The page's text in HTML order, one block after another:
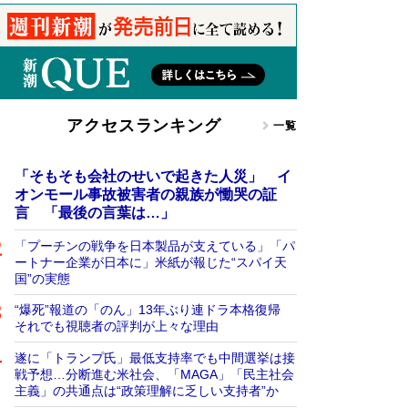
アクセスランキング 一覧
「そもそも会社のせいで起きた人災」 イ
オンモール事故被害者の親族が慟哭の証
言 「最後の言葉は…」
「プーチンの戦争を日本製品が支えている」「パ
ートナー企業が日本に」米紙が報じた“スパイ天
国”の実態
“爆死”報道の「のん」13年ぶり連ドラ本格復帰
それでも視聴者の評判が上々な理由
遂に「トランプ氏」最低支持率でも中間選挙は接
戦予想…分断進む米社会、「MAGA」「民主社会
主義」の共通点は“政策理解に乏しい支持者”か